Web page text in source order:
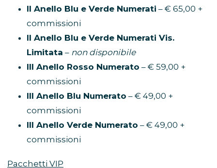
II Anello Blu e Verde Numerati – € 65,00 +
commissioni
II Anello Blu e Verde Numerati Vis.
Limitata – non disponibile
III Anello Rosso Numerato – € 59,00 +
commissioni
III Anello Blu Numerato – € 49,00 +
commissioni
III Anello Verde Numerato – € 49,00 +
commissioni
Pacchetti VIP